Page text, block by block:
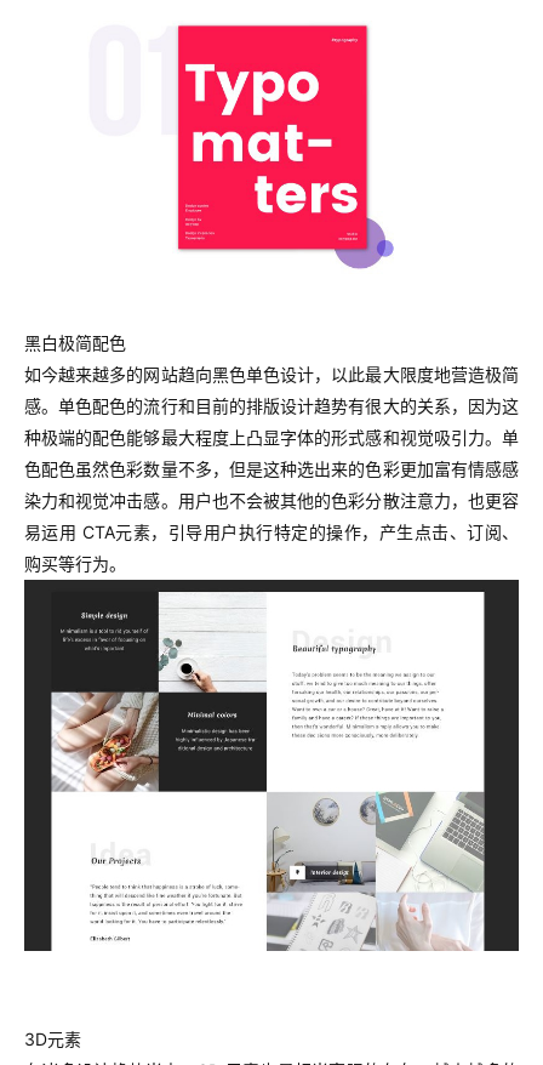
黑白极简配色
如今越来越多的网站趋向黑色单色设计，以此最大限度地营造极简
感。单色配色的流行和目前的排版设计趋势有很大的关系，因为这
种极端的配色能够最大程度上凸显字体的形式感和视觉吸引力。单
色配色虽然色彩数量不多，但是这种选出来的色彩更加富有情感感
染力和视觉冲击感。用户也不会被其他的色彩分散注意力，也更容
易运用 CTA元素，引导用户执行特定的操作，产生点击、订阅、
购买等行为。
3D元素